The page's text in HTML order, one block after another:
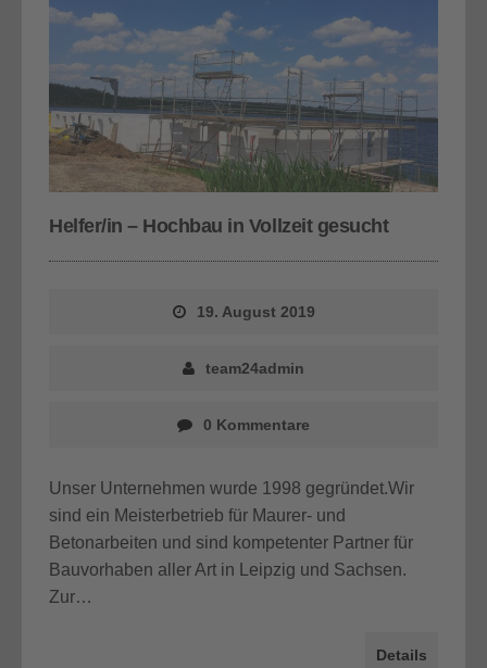
Helfer/in – Hochbau in Vollzeit gesucht
19. August 2019
team24admin
0 Kommentare
Unser Unternehmen wurde 1998 gegründet.Wir
sind ein Meisterbetrieb für Maurer- und
Betonarbeiten und sind kompetenter Partner für
Bauvorhaben aller Art in Leipzig und Sachsen.
Zur…
Details